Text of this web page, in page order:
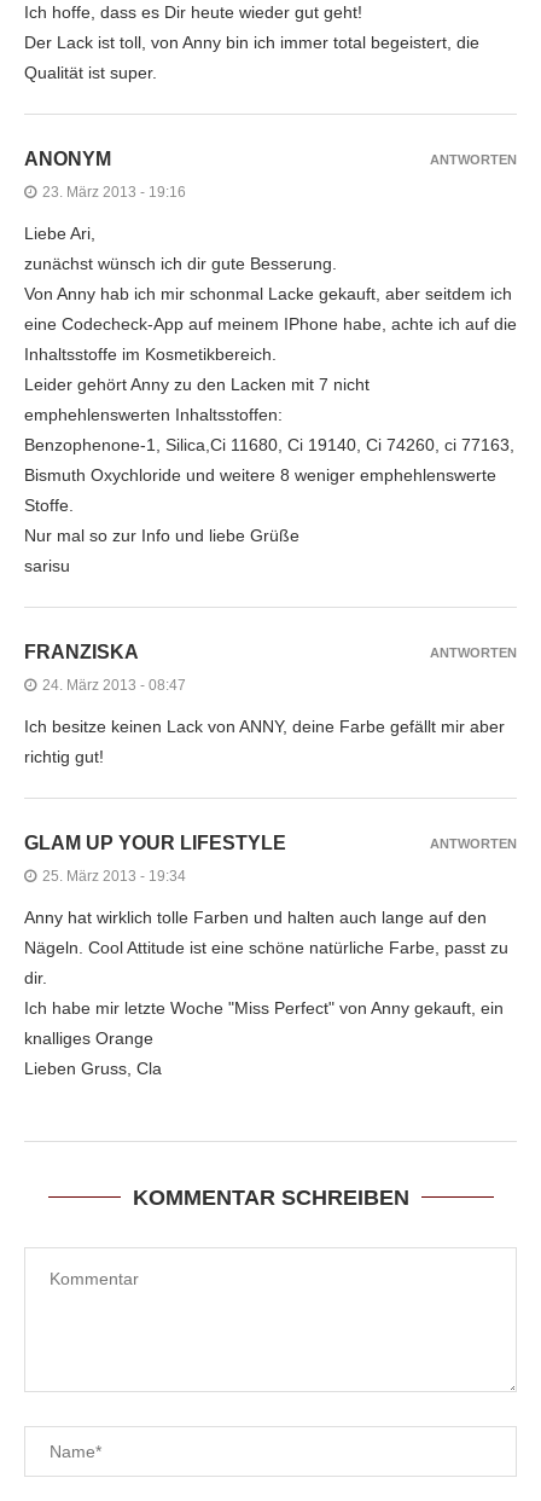
Ich hoffe, dass es Dir heute wieder gut geht!
Der Lack ist toll, von Anny bin ich immer total begeistert, die
Qualität ist super.
ANONYM
23. März 2013 - 19:16
Liebe Ari,
zunächst wünsch ich dir gute Besserung.
Von Anny hab ich mir schonmal Lacke gekauft, aber seitdem ich
eine Codecheck-App auf meinem IPhone habe, achte ich auf die
Inhaltsstoffe im Kosmetikbereich.
Leider gehört Anny zu den Lacken mit 7 nicht
emphehlenswerten Inhaltsstoffen:
Benzophenone-1, Silica,Ci 11680, Ci 19140, Ci 74260, ci 77163,
Bismuth Oxychloride und weitere 8 weniger emphehlenswerte
Stoffe.
Nur mal so zur Info und liebe Grüße
sarisu
ANTWORTEN
FRANZISKA
24. März 2013 - 08:47
Ich besitze keinen Lack von ANNY, deine Farbe gefällt mir aber
richtig gut!
ANTWORTEN
GLAM UP YOUR LIFESTYLE
25. März 2013 - 19:34
Anny hat wirklich tolle Farben und halten auch lange auf den
Nägeln. Cool Attitude ist eine schöne natürliche Farbe, passt zu
dir.
Ich habe mir letzte Woche "Miss Perfect" von Anny gekauft, ein
knalliges Orange
Lieben Gruss, Cla
ANTWORTEN
KOMMENTAR SCHREIBEN